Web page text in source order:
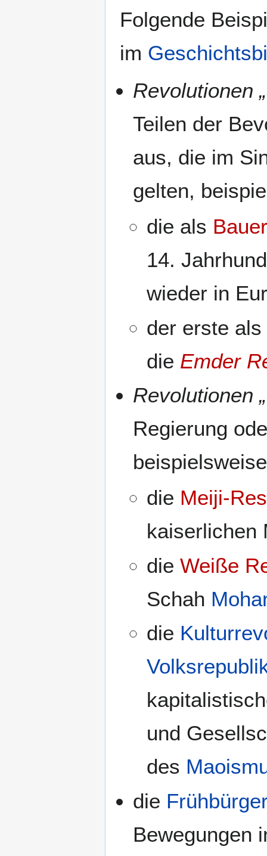
Folgende
im
Revolutionen
Teilen der
aus, die im
gelten,
die als
14.
wieder in
der erste als
die Emder
Revolutionen
Regierung
beispielsweise
die Meiji-
kaiserlichen
die Weiße
Schah
die
und
des
die
Bewegungen